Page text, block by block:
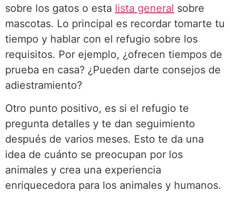
sobre los gatos o esta lista general sobre
mascotas. Lo principal es recordar tomarte tu
tiempo y hablar con el refugio sobre los
requisitos. Por ejemplo, ¿ofrecen tiempos de
prueba en casa? ¿Pueden darte consejos de
adiestramiento?
Otro punto positivo, es si el refugio te
pregunta detalles y te dan seguimiento
después de varios meses. Esto te da una
idea de cuánto se preocupan por los
animales y crea una experiencia
enriquecedora para los animales y humanos.